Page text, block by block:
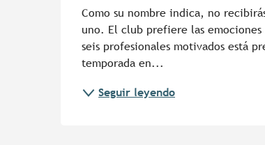
Como su nombre indica, no
uno. El club prefiere las
seis profesionales motivados está
temporada en...
Seguir leyendo